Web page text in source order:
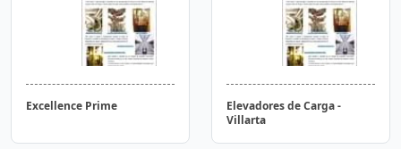
Excellence Prime
Elevadores de Carga -
Villarta